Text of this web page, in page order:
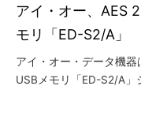
アイ・オー、AES
モリ「ED-S2/A」
アイ・オー・データ機
USBメモリ「ED-S2/A」